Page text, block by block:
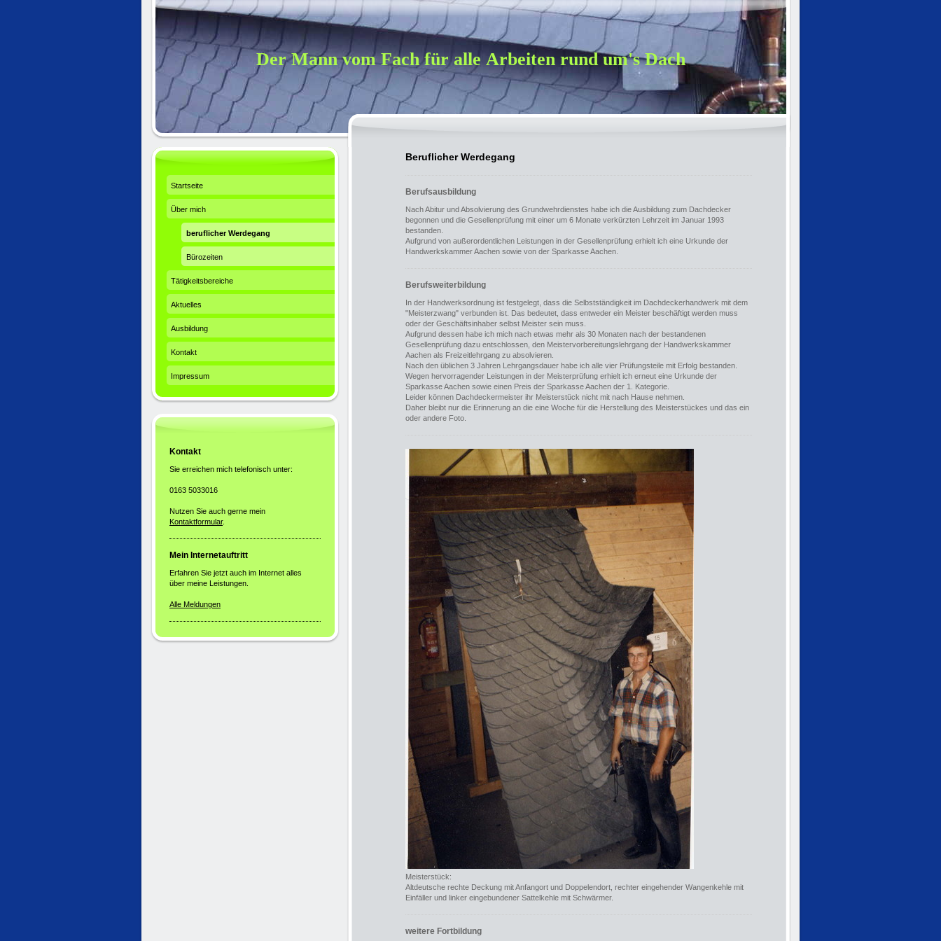
Der Mann vom Fach für alle Arbeiten rund um's Dach
Beruflicher Werdegang
Berufsausbildung
Nach Abitur und Absolvierung des Grundwehrdienstes habe ich die Ausbildung zum Dachdecker
begonnen und die Gesellenprüfung mit einer um 6 Monate verkürzten Lehrzeit im Januar 1993
bestanden.
Aufgrund von außerordentlichen Leistungen in der Gesellenprüfung erhielt ich eine Urkunde der
Handwerkskammer Aachen sowie von der Sparkasse Aachen.
Berufsweiterbildung
In der Handwerksordnung ist festgelegt, dass die Selbstständigkeit im Dachdeckerhandwerk mit dem
"Meisterzwang" verbunden ist. Das bedeutet, dass entweder ein Meister beschäftigt werden muss
oder der Geschäftsinhaber selbst Meister sein muss.
Aufgrund dessen habe ich mich nach etwas mehr als 30 Monaten nach der bestandenen
Gesellenprüfung dazu entschlossen, den Meistervorbereitungslehrgang der Handwerkskammer
Aachen als Freizeitlehrgang zu absolvieren.
Nach den üblichen 3 Jahren Lehrgangsdauer habe ich alle vier Prüfungsteile mit Erfolg bestanden.
Wegen hervorragender Leistungen in der Meisterprüfung erhielt ich erneut eine Urkunde der
Sparkasse Aachen sowie einen Preis der Sparkasse Aachen der 1. Kategorie.
Leider können Dachdeckermeister ihr Meisterstück nicht mit nach Hause nehmen.
Daher bleibt nur die Erinnerung an die eine Woche für die Herstellung des Meisterstückes und das ein
oder andere Foto.
Meisterstück:
Altdeutsche rechte Deckung mit Anfangort und Doppelendort, rechter eingehender Wangenkehle mit
Einfäller und linker eingebundener Sattelkehle mit Schwärmer.
weitere Fortbildung
Startseite
Über mich
beruflicher Werdegang
Bürozeiten
Tätigkeitsbereiche
Aktuelles
Ausbildung
Kontakt
Impressum
Kontakt
Sie erreichen mich telefonisch unter:
0163 5033016
Nutzen Sie auch gerne mein
Kontaktformular.
Mein Internetauftritt
Erfahren Sie jetzt auch im Internet alles
über meine Leistungen.
Alle Meldungen